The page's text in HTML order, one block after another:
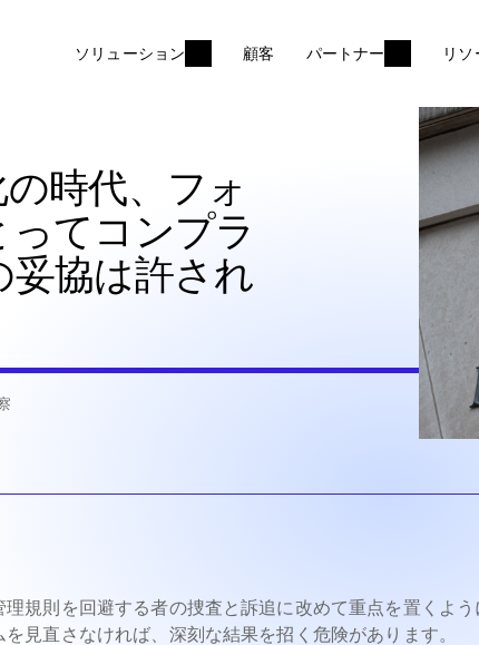
ソリューション 顧客 パートナー リソ
時代、フォ
てコンプラ
妥協は許され
規則を回避する者の捜査と訴追に改めて重点を置くよ
見直さなければ、深刻な結果を招く危険があります。